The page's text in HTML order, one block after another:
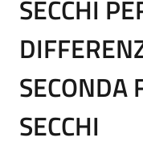
SECCHI
SECONDA
SECCHI